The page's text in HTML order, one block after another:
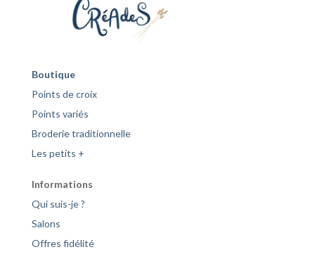
Boutique
Points de croix
Points variés
Broderie traditionnelle
Les petits +
Informations
Qui suis-je ?
Salons
Offres fidélité